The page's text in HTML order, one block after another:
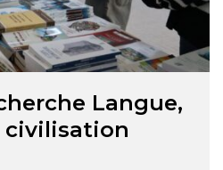
Langue,